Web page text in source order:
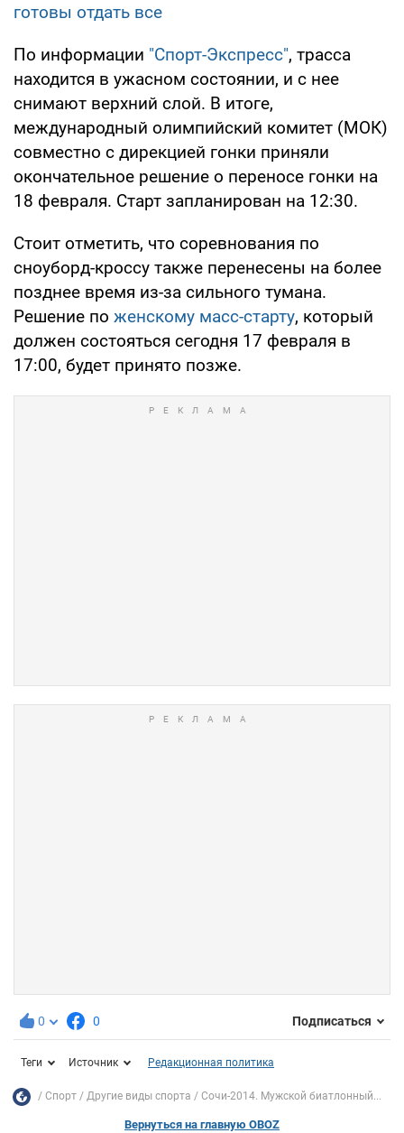
готовы отдать все
По информации "Спорт-Экспресс", трасса
находится в ужасном состоянии, и с нее
снимают верхний слой. В итоге,
международный олимпийский комитет (МОК)
совместно с дирекцией гонки приняли
окончательное решение о переносе гонки на
18 февраля. Старт запланирован на 12:30.
Стоит отметить, что соревнования по
сноуборд-кроссу также перенесены на более
позднее время из-за сильного тумана.
Решение по женскому масс-старту, который
должен состояться сегодня 17 февраля в
17:00, будет принято позже.
0 0 Подписаться
Теги Источник Редакционная политика
Спорт Другие виды спорта Сочи-2014. Мужской биатлонный...
Вернуться на главную OBOZ